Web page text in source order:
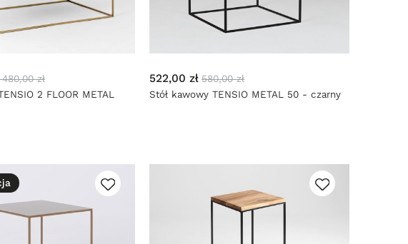
480,00 zł
2 FLOOR METAL
522,00 zł 580,00 zł
Stół kawowy TENSIO METAL 50 - czarny